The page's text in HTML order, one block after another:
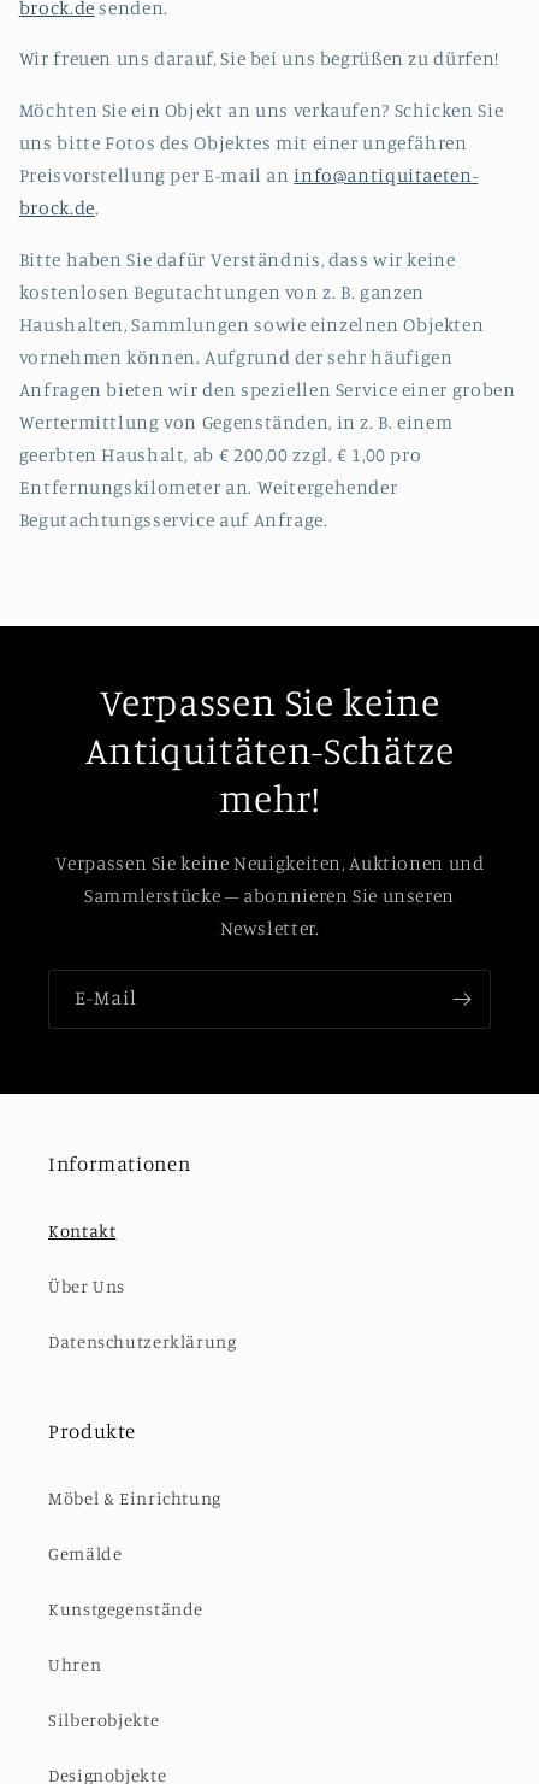
brock.de senden.
Wir freuen uns darauf, Sie bei uns begrüßen zu dürfen!
Möchten Sie ein Objekt an uns verkaufen? Schicken Sie
uns bitte Fotos des Objektes mit einer ungefähren
Preisvorstellung per E-mail aninfo@antiquitaeten-
brock.de.
Bitte haben Sie dafür Verständnis, dass wir keine
kostenlosen Begutachtungen von z. B. ganzen
Haushalten, Sammlungen sowie einzelnen Objekten
vornehmen können. Aufgrund der sehr häufigen
Anfragen bieten wir den speziellen Service einer groben
Wertermittlung von Gegenständen, in z. B. einem
geerbten Haushalt, ab € 200,00 zzgl. € 1,00 pro
Entfernungskilometer an. Weitergehender
Begutachtungsservice auf Anfrage.
Verpassen Sie keine
Antiquitäten-Schätze
mehr!
Verpassen Sie keine Neuigkeiten, Auktionen und
Sammlerstücke – abonnieren Sie unseren
Newsletter.
E-Mail
Informationen
Kontakt
Über Uns
Datenschutzerklärung
Produkte
Möbel & Einrichtung
Gemälde
Kunstgegenstände
Uhren
Silberobjekte
Designobjekte